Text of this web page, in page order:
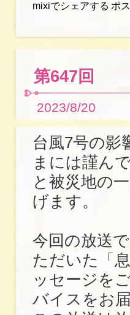
mixiでシェアする ポ
第647回
2023/8/20
台風7号の影
まには謹ん
と被災地の
げます。
今回の放送
ただいた「
ッセージを
バイスをお